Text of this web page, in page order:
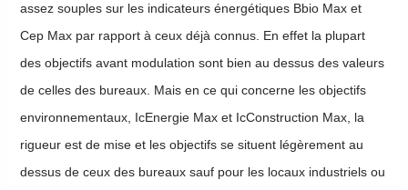
assez souples sur les indicateurs énergétiques Bbio Max et
Cep Max par rapport à ceux déjà connus. En effet la plupart
des objectifs avant modulation sont bien au dessus des valeurs
de celles des bureaux. Mais en ce qui concerne les objectifs
environnementaux, IcEnergie Max et IcConstruction Max, la
rigueur est de mise et les objectifs se situent légèrement au
dessus de ceux des bureaux sauf pour les locaux industriels ou